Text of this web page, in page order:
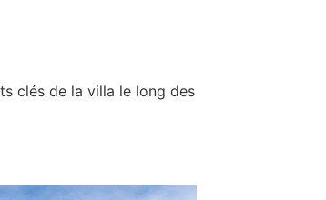
clés de la villa le long des